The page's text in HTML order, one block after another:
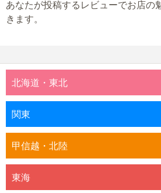
あなたが投稿するレビューでお店の
きます。
北海道・東北
関東
甲信越・北陸
東海